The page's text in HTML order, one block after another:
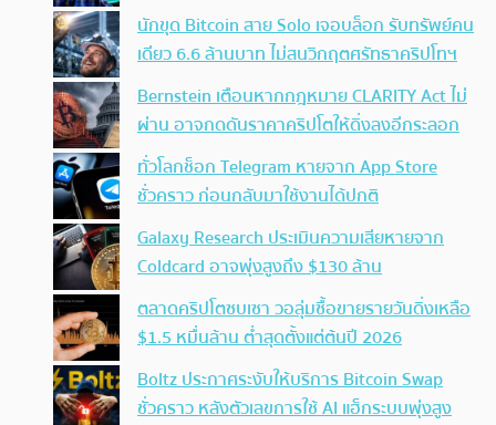
นักขุด Bitcoin สาย Solo เจอบล็อก รับทรัพย์คน
เดียว 6.6 ล้านบาท ไม่สนวิกฤตศรัทธาคริปโทฯ
Bernstein เตือนหากกฎหมาย CLARITY Act ไม่
ผ่าน อาจกดดันราคาคริปโตให้ดิ่งลงอีกระลอก
ทั่วโลกช็อก Telegram หายจาก App Store
ชั่วคราว ก่อนกลับมาใช้งานได้ปกติ
Galaxy Research ประเมินความเสียหายจาก
Coldcard อาจพุ่งสูงถึง $130 ล้าน
ตลาดคริปโตซบเซา วอลุ่มซื้อขายรายวันดิ่งเหลือ
$1.5 หมื่นล้าน ต่ำสุดตั้งแต่ต้นปี 2026
Boltz ประกาศระงับให้บริการ Bitcoin Swap
ชั่วคราว หลังตัวเลขการใช้ AI แฮ็กระบบพุ่งสูง